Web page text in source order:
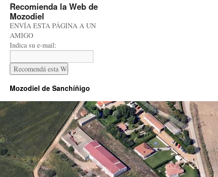
Recomienda la Web de
Mozodiel
ENVÍA ESTA PÁGINA A UN
AMIGO
Indica su e-mail:
Mozodiel de Sanchíñigo